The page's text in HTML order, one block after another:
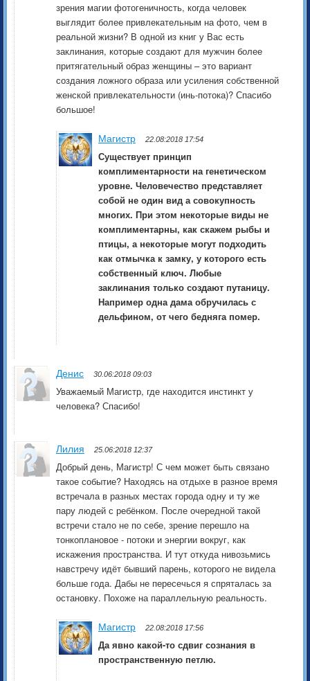
зрения магии фотогеничность, когда человек
выглядит более привлекательным на фото, чем в
реальной жизни? В одной из книг у Вас есть
заклинания, которые создают для мужчин более
притягательный образ женщины – это вариант
создания ложного образа или усиления собственной
женской привлекательности (инь-потока)? Спасибо
большое!
Магистр 22.08:2018 17:54
Существует принцип
комплиментарности на генетическом
уровне. Человечество представляет
собой не один вид а совокупность
многих. При этом некоторые виды не
комплиментарны, как скажем рыбы и
птицы, а некоторые могут подходить
как отмычка к замку, у которого есть
собственный ключ. Любые
заклинания только создают путаницу.
Например одна дама обручилась с
дельфином, от чего бедняга помер.
Денис 30.06:2018 09:03
Уважаемый Магистр, где находится инстинкт у
человека? Спасибо!
Лилия 25.06:2018 12:37
Добрый день, Магистр! С чем может быть связано
такое событие? Находясь на отдыхе в разное время
встречала в разных местах города одну и ту же
пару людей с ребёнком. После очередной такой
встречи стало не по себе, зрение перешло на
тонкоплановое - потоки и энергии вокруг, как
искажения пространства. И тут откуда нивозьмись
навстречу идёт бывший парень, которого не видела
больше года. Дабы не пересечься я спряталась за
остановку. Похоже на параллельную реальность.
Магистр 22.08:2018 17:56
Да явно какой-то сдвиг сознания в
пространственную петлю.